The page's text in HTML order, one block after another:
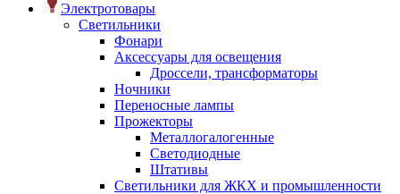
Электротовары
Светильники
Фонари
Аксессуары для освещения
Дроссели, трансформаторы
Ночники
Переносные лампы
Прожекторы
Металлогалогенные
Светодиодные
Штативы
Светильники для ЖКХ и промышленности